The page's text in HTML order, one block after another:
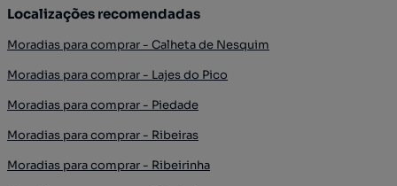
Localizações recomendadas
Moradias para comprar - Calheta de Nesquim
Moradias para comprar - Lajes do Pico
Moradias para comprar - Piedade
Moradias para comprar - Ribeiras
Moradias para comprar - Ribeirinha